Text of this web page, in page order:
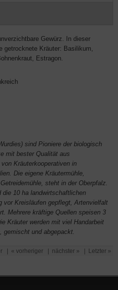
Gewürz. In dieser
getrocknete Kräuter: Basilikum,
Estragon.
sind Pioniere der biologisch
mit bester Qualität aus
Kräuterkooperativen in
Die eigene Kräutermühle,
steht in der Oberpfalz.
die 10 ha landwirtschaftlichen
vor Kreisläufen gepflegt, Artenvielfalt
Mehrere kräftige Quellen speisen 3
Kräuter werden mit viel Handarbeit
gemischt und abgepackt.
« vorheriger nächster » Letzter »